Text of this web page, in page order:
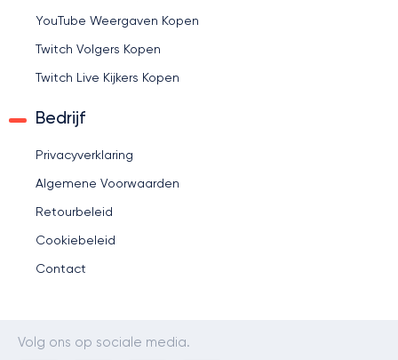
YouTube Weergaven Kopen
Twitch Volgers Kopen
Twitch Live Kijkers Kopen
Bedrijf
Privacyverklaring
Algemene Voorwaarden
Retourbeleid
Cookiebeleid
Contact
Volg ons op sociale media.